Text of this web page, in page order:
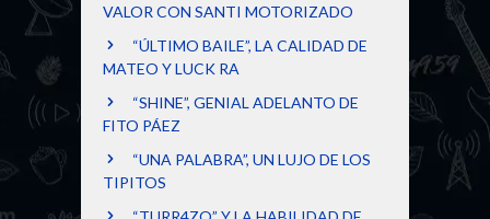
VALOR CON SANTI MOTORIZADO
“ÚLTIMO BAILE”, LA CALIDAD DE
MATEO Y LUCK RA
“SHINE”, GENIAL ADELANTO DE
FITO PÁEZ
“UNA PALABRA”, UN LUJO DE LOS
TIPITOS